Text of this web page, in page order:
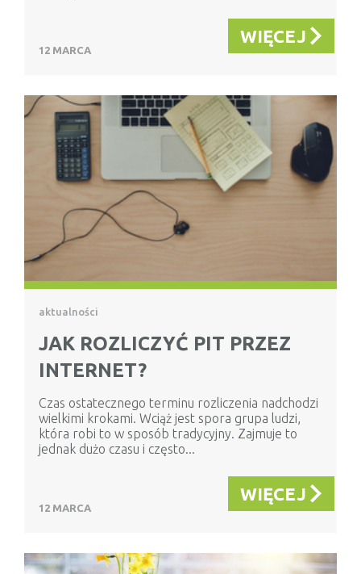
12 MARCA
WIĘCEJ
aktualności
JAK ROZLICZYĆ PIT PRZEZ
INTERNET?
Czas ostatecznego terminu rozliczenia nadchodzi
wielkimi krokami. Wciąż jest spora grupa ludzi,
która robi to w sposób tradycyjny. Zajmuje to
jednak dużo czasu i często...
12 MARCA
WIĘCEJ